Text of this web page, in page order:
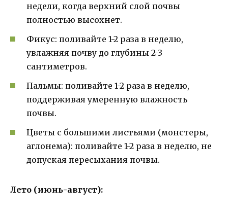
недели, когда верхний слой почвы
полностью высохнет.
Фикус: поливайте 1-2 раза в неделю,
увлажняя почву до глубины 2-3
сантиметров.
Пальмы: поливайте 1-2 раза в неделю,
поддерживая умеренную влажность
почвы.
Цветы с большими листьями (монстеры,
аглонема): поливайте 1-2 раза в неделю, не
допуская пересыхания почвы.
Лето (июнь-август):